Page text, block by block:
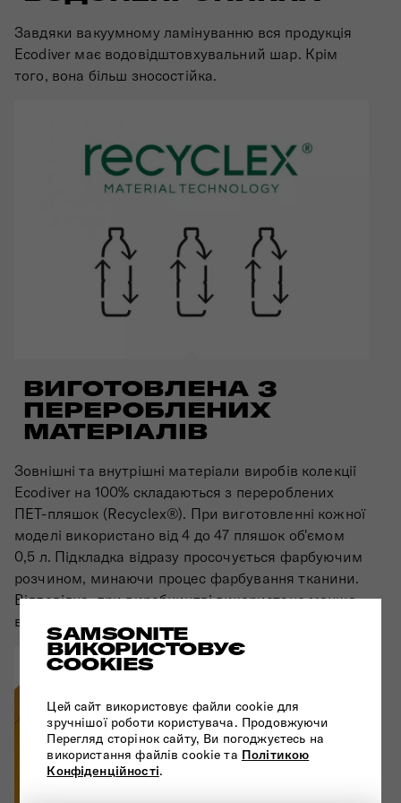
SAMSONITE
ВИКОРИСТОВУЄ
COOKIES
Цей сайт використовує файли cookie для
зручнішої роботи користувача. Продовжуючи
Перегляд сторінок сайту, Ви погоджуєтесь на
використання файлів cookie та Політикою
Конфіденційності.
Завдяки вакуумному ламінуванню вся продукція
Ecodiver має водовідштовхувальний шар. Крім
того, вона більш зносостійка.
ВИГОТОВЛЕНА З
ПЕРЕРОБЛЕНИХ
МАТЕРІАЛІВ
Зовнішні та внутрішні матеріали виробів колекції
Ecodiver на 100% складаються з перероблених
ПЕТ-пляшок (Recyclex®). При виготовленні кожної
моделі використано від 4 до 47 пляшок об'ємом
0,5 л. Підкладка відразу просочується фарбуючим
розчином, минаючи процес фарбування тканини.
Відповідно, при виробництві використано менше
води та фарби.